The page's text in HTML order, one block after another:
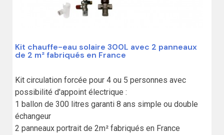
Kit chauffe-eau solaire 300L avec 2 panneaux
de 2 m² fabriqués en France
Kit circulation forcée pour 4 ou 5 personnes avec
possibilité d'appoint électrique :
1 ballon de 300 litres garanti 8 ans simple ou double
échangeur
2 panneaux portrait de 2m² fabriqués en France